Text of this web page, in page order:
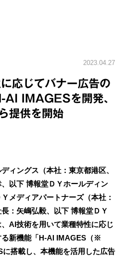
2023.04.27
応じてバナー広告の
AI IMAGESを開発、
提供を開始
ィングス（本社：東京都港区、
以下 博報堂ＤＹホールディン
メディアパートナーズ（本社：
：矢嶋弘毅、以下 博報堂ＤＹ
AI技術を用いて業種特性に応じ
る新機能「H-AI IMAGES（※
搭載し、本機能を活用した広告